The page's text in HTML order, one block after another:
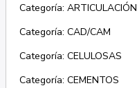
Categoría: ARTICULACIÓN
Categoría: CAD/CAM
Categoría: CELULOSAS
Categoría: CEMENTOS